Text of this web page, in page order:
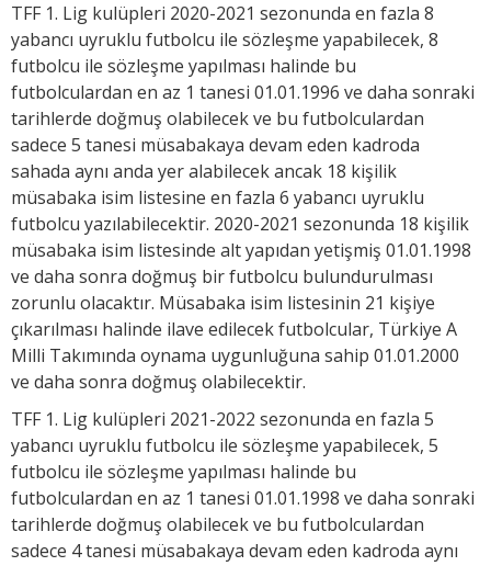
TFF 1. Lig kulüpleri 2020-2021 sezonunda en fazla 8
yabancı uyruklu futbolcu ile sözleşme yapabilecek, 8
futbolcu ile sözleşme yapılması halinde bu
futbolculardan en az 1 tanesi 01.01.1996 ve daha sonraki
tarihlerde doğmuş olabilecek ve bu futbolculardan
sadece 5 tanesi müsabakaya devam eden kadroda
sahada aynı anda yer alabilecek ancak 18 kişilik
müsabaka isim listesine en fazla 6 yabancı uyruklu
futbolcu yazılabilecektir. 2020-2021 sezonunda 18 kişilik
müsabaka isim listesinde alt yapıdan yetişmiş 01.01.1998
ve daha sonra doğmuş bir futbolcu bulundurulması
zorunlu olacaktır. Müsabaka isim listesinin 21 kişiye
çıkarılması halinde ilave edilecek futbolcular, Türkiye A
Milli Takımında oynama uygunluğuna sahip 01.01.2000
ve daha sonra doğmuş olabilecektir.
TFF 1. Lig kulüpleri 2021-2022 sezonunda en fazla 5
yabancı uyruklu futbolcu ile sözleşme yapabilecek, 5
futbolcu ile sözleşme yapılması halinde bu
futbolculardan en az 1 tanesi 01.01.1998 ve daha sonraki
tarihlerde doğmuş olabilecek ve bu futbolculardan
sadece 4 tanesi müsabakaya devam eden kadroda aynı